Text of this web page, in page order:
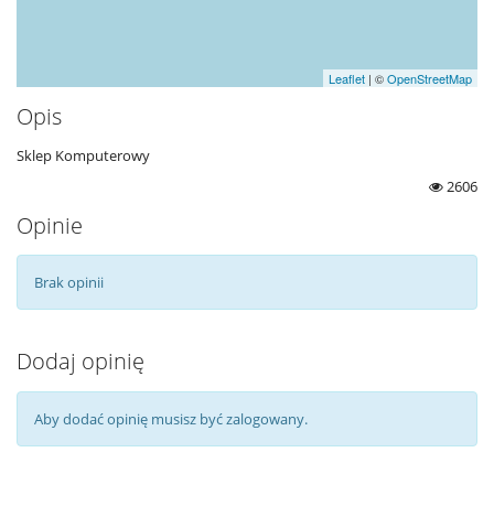
Leaflet | ©OpenStreetMap
Opis
Sklep Komputerowy
2606
Opinie
Brak opinii
Dodaj opinię
Aby dodać opinię musisz być zalogowany.